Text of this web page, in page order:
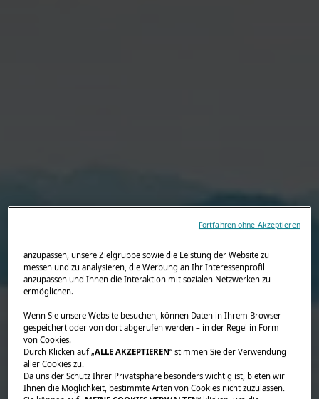
anzupassen, unsere Zielgruppe sowie die Leistung der Website zu
messen und zu analysieren, die Werbung an Ihr Interessenprofil
anzupassen und Ihnen die Interaktion mit sozialen Netzwerken zu
ermöglichen.
Wenn Sie unsere Website besuchen, können Daten in Ihrem Browser
gespeichert oder von dort abgerufen werden – in der Regel in Form
von Cookies.
Durch Klicken auf „ALLE AKZEPTIEREN“ stimmen Sie der Verwendung
aller Cookies zu.
Da uns der Schutz Ihrer Privatsphäre besonders wichtig ist, bieten wir
Ihnen die Möglichkeit, bestimmte Arten von Cookies nicht zuzulassen.
Fortfahren ohne Akzeptieren